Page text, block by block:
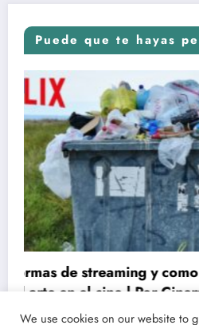
Puede que te hayas
estrenos y críticas de
con Point
We use cookies on our website to